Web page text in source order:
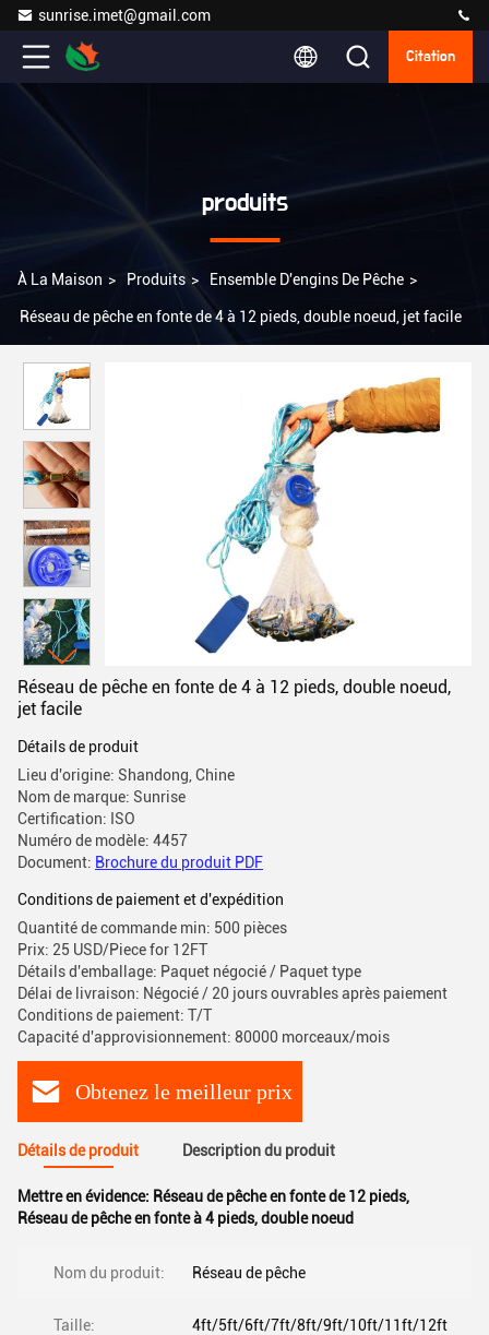
sunrise.imet@gmail.com
Citation
produits
À La Maison > Produits > Ensemble D'engins De Pêche >
Réseau de pêche en fonte de 4 à 12 pieds, double noeud, jet facile
Réseau de pêche en fonte de 4 à 12 pieds, double noeud,
jet facile
Détails de produit
Lieu d'origine: Shandong, Chine
Nom de marque: Sunrise
Certification: ISO
Numéro de modèle: 4457
Document: Brochure du produit PDF
Conditions de paiement et d'expédition
Quantité de commande min: 500 pièces
Prix: 25 USD/Piece for 12FT
Détails d'emballage: Paquet négocié / Paquet type
Délai de livraison: Négocié / 20 jours ouvrables après paiement
Conditions de paiement: T/T
Capacité d'approvisionnement: 80000 morceaux/mois
Obtenez le meilleur prix
Détails de produit Description du produit
Mettre en évidence: Réseau de pêche en fonte de 12 pieds,
Réseau de pêche en fonte à 4 pieds,double noeud
Nom du produit: Réseau de pêche
Taille: 4ft/5ft/6ft/7ft/8ft/9ft/10ft/11ft/12ft